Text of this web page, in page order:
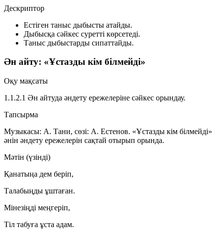
Дескриптор
Естіген таныс дыбысты атайды.
Дыбысқа сәйкес суретті көрсетеді.
Таныс дыбыстарды сипаттайды.
Ән айту: «Ұстазды кім білмейді»
Оқу мақсаты
1.1.2.1 Ән айтуда әндету ережелеріне сәйкес орындау.
Тапсырма
Музыкасы: А. Тани, сөзі: А. Естенов. «Ұстазды кім білмейді»
әнін әндету ережелерін сақтай отырып орында.
Мәтін (үзінді)
Қанатыңа дем беріп,
Талабыңды ұштаған.
Мінезіңді меңгеріп,
Тіл табуға ұста адам.